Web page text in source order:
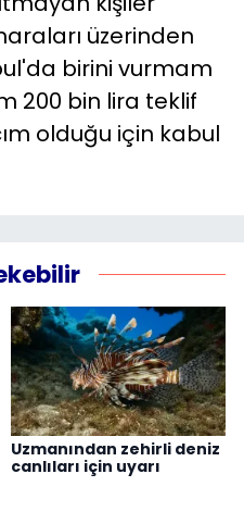
üzerinden
birini vurmam
200 bin lira teklif
olduğu için kabul
Uzmanından zehirli deniz
canlıları için uyarı